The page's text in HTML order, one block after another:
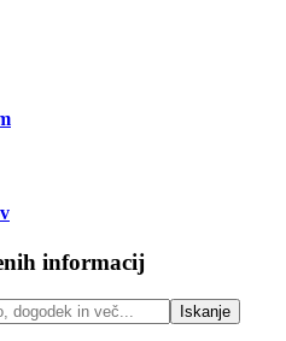
informacij
Iskanje